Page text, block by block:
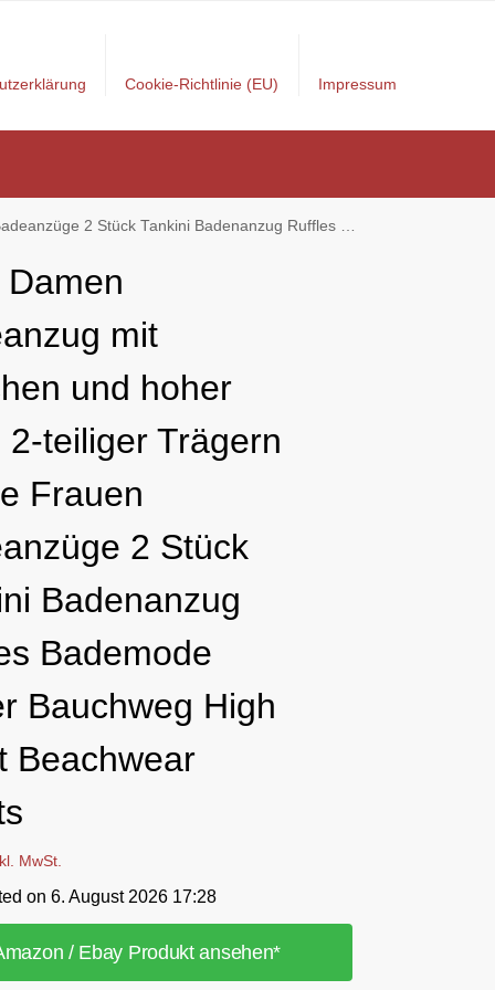
Cookie-Richtlinie (EU) Impressum
Bademode Hoher Bauchweg High Waist Beachwear Shorts
mit
und hoher
2-teiliger Trägern
Frauen
2 Stück
Badenanzug
Bademode
Bauchweg High
Beachwear
MwSt.
on 6. August 2026 17:28
/ Ebay Produkt ansehen*